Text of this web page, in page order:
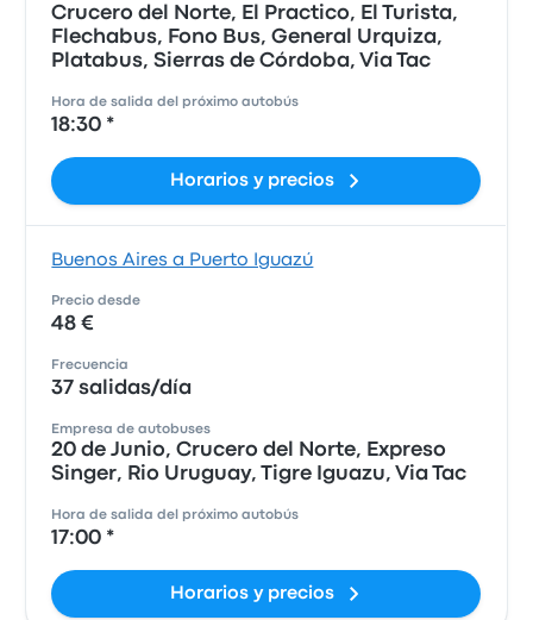
Crucero del Norte, El Practico, El Turista,
Flechabus, Fono Bus, General Urquiza,
Platabus, Sierras de Córdoba, Via Tac
Hora de salida del próximo autobús
18:30 *
Horarios y precios
Buenos Aires a Puerto Iguazú
Precio desde
48 €
Frecuencia
37 salidas/día
Empresa de autobuses
20 de Junio, Crucero del Norte, Expreso
Singer, Rio Uruguay, Tigre Iguazu, Via Tac
Hora de salida del próximo autobús
17:00 *
Horarios y precios